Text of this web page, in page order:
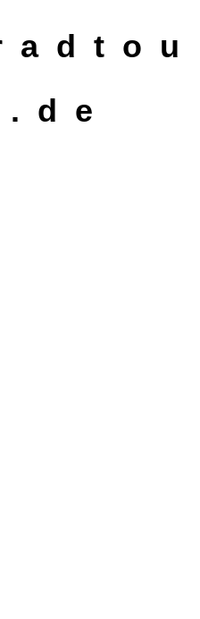
a d t o u
d e